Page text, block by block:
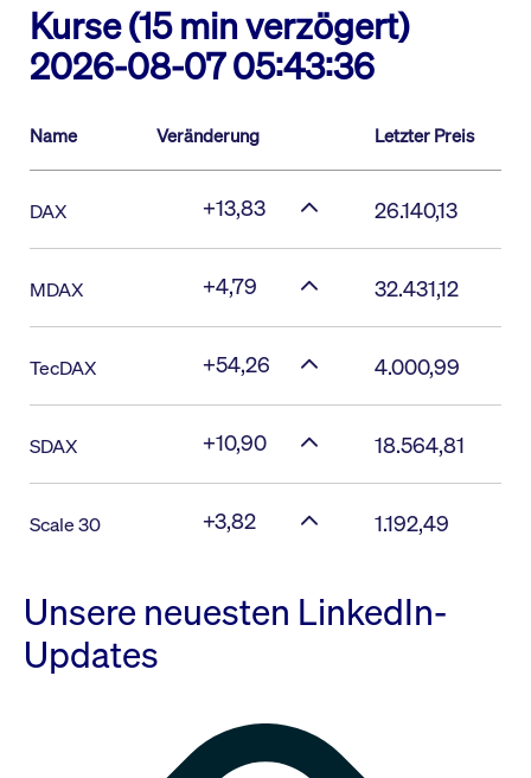
Kurse (15 min verzögert)
2026-08-07 05:43:36
Name Veränderung Letzter Preis
DAX +13,83 26.140,13
MDAX +4,79 32.431,12
TecDAX +54,26 4.000,99
SDAX +10,90 18.564,81
Scale 30 +3,82 1.192,49
Unsere neuesten LinkedIn-
Updates